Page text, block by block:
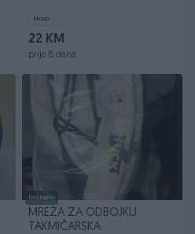
Novo
22 KM
prije 8 dana
Dostupno
MREŽA ZA ODBOJKU
TAKMIČARSKA